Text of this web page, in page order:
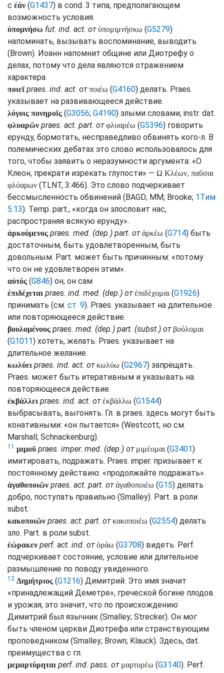
c ἐάν (G1437) в cond. 3 типа, предполагающем
возможность условия.
ὑπομνήσω fut. ind. act. от ὑπομιμνήσκω (G5279)
напоминать, вызывать воспоминание, выводить
(Brown). Иоанн напомнит общине или Диотрефу о
делах, потому что дела являются отражением
характера.
ποιεῖ praes. ind. act. от ποιέω (G4160) делать. Praes.
указывает на развивающееся действие.
λόγοις πονηροῖς (G3056; G4190) злыми словами, instr. dat.
φλυαρῶν praes. act. part. от φλυαρέω (G5396) говорить
ерунду, бормотать, несправедливо обвинять кого-л. В
полемических дебатах это слово использовалось для
того, чтобы заявить о неразумности аргумента: «О
Клеон, прекрати изрекать глупости» — Ω Κλέων, παῦσαι
φλύαρων (TLNT, 3:466). Это слово подчеркивает
бессмысленность обвинений (BAGD; MM; Brooke; 1Тим
5:13). Temp. part., «когда он злословит нас,
распространяя всякую ерунду».
ἀρκούμενος praes. med. (dep.) part. от ἀρκέω (G714) быть
достаточным, быть удовлетворенным, быть
довольным. Part. может быть причинным: «потому
что он не удовлетворен этим».
αὐτός (G846) он, он сам
ἐπιδέχεται praes. ind. med. (dep.) от ἐπιδέχομαι(G1926)
принимать (см. ст. 9). Praes. указывает на длительное
или повторяющееся действие.
βουλομένους praes. med. (dep.) part. (subst.) от βούλομαι
(G1011) хотеть, желать. Praes. указывает на
длительное желание.
κωλύει praes. ind. act. от κωλύω (G2967) запрещать.
Praes. может быть итеративным и указывать на
повторяющееся действие.
ἐκβάλλει praes. ind. act. от ἐκβάλλω (G1544)
выбрасывать, выгонять. Гл. в praes. здесь могут быть
конативными: «он пытается» (Westcott; но см.
Marshall; Schnackenburg).
11 μιμοῦ praes. imper. med. (dep.) от μιμέομαι(G3401)
имитировать, подражать. Praes. imper. призывает к
постоянному действию: «продолжайте подражать».
ἀγαθοποιῶν praes. act. part. от ἀγαθοποιέω (G15) делать
добро, поступать правильно (Smalley). Part. в роли
subst.
κακοποιῶν praes. act. part. от κακοποιέω (G2554) делать
зло. Part. в роли subst.
ἑώρακεν perf. act. ind. от ὁράω (G3708) видеть. Perf.
подчеркивает состояние, условие или длительное
размышление по поводу увиденного.
12 Δημήτριος (G1216) Димитрий. Это имя значит
«принадлежащий Деметре», греческой богине плодов
и урожая, это значит, что по происхождению
Димитрий был язычник (Smalley; Strecker). Он мог
быть членом церкви Диотрефа или странствующим
проповедником (Smalley; Brown; Klauck). Здесь, dat.
преимущества с гл.
μεμαρτύρηται perf. ind. pass. от μαρτυρέω (G3140). Perf.